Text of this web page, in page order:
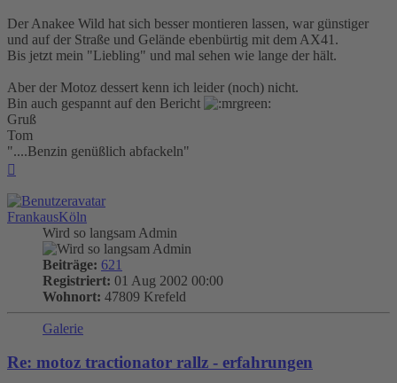
Der Anakee Wild hat sich besser montieren lassen, war günstiger
und auf der Straße und Gelände ebenbürtig mit dem AX41.
Bis jetzt mein "Liebling" und mal sehen wie lange der hält.
Aber der Motoz dessert kenn ich leider (noch) nicht.
Bin auch gespannt auf den Bericht
Gruß
Tom
"....Benzin genüßlich abfackeln"
FrankausKöln
Wird so langsam Admin
Beiträge: 621
Registriert: 01 Aug 2002 00:00
Wohnort: 47809 Krefeld
Galerie
Re: motoz tractionator rallz - erfahrungen